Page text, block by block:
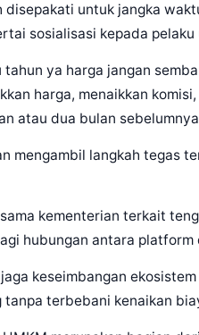
disepakati untuk jangka
sosialisasi kepada pelaku
ya harga jangan
harga, menaikkan
atau dua bulan
mengambil langkah tegas
kementerian terkait
hubungan antara
keseimbangan
terbebani kenaikan